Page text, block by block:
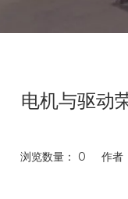
电机与驱动
浏览数量： 0 作者